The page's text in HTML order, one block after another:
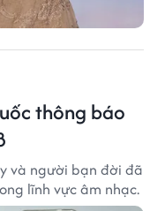
thông báo
và người bạn đời đã
lĩnh vực âm nhạc.